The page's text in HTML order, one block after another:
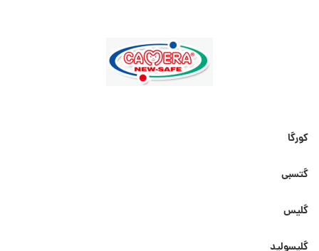
کورگا
گتسبی
گلیس
گلیسولید